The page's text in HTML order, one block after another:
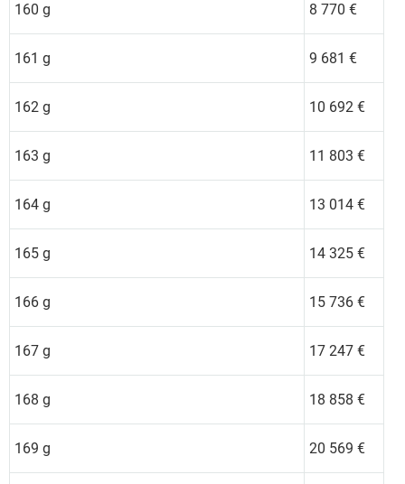
160 g 8 770 €
161 g 9 681 €
162 g 10 692 €
163 g 11 803 €
164 g 13 014 €
165 g 14 325 €
166 g 15 736 €
167 g 17 247 €
168 g 18 858 €
169 g 20 569 €